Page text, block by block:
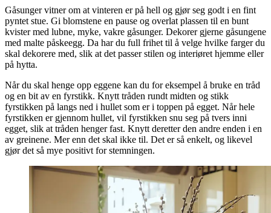
Gåsunger vitner om at vinteren er på hell og gjør seg godt i en fint
pyntet stue. Gi blomstene en pause og overlat plassen til en bunt
kvister med lubne, myke, vakre gåsunger. Dekorer gjerne gåsungene
med malte påskeegg. Da har du full frihet til å velge hvilke farger du
skal dekorere med, slik at det passer stilen og interiøret hjemme eller
på hytta.
Når du skal henge opp eggene kan du for eksempel å bruke en tråd
og en bit av en fyrstikk. Knytt tråden rundt midten og stikk
fyrstikken på langs ned i hullet som er i toppen på egget. Når hele
fyrstikken er gjennom hullet, vil fyrstikken snu seg på tvers inni
egget, slik at tråden henger fast. Knytt deretter den andre enden i en
av greinene. Mer enn det skal ikke til. Det er så enkelt, og likevel
gjør det så mye positivt for stemningen.